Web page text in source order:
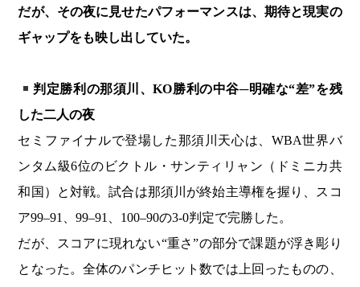
だが、その夜に見せたパフォーマンスは、期待と現実の
ギャップをも映し出していた。
判定勝利の那須川、KO勝利の中谷─明確な“差”を残
した二人の夜
セミファイナルで登場した那須川天心は、WBA世界バ
ンタム級6位のビクトル・サンティリャン（ドミニカ共
和国）と対戦。試合は那須川が終始主導権を握り、スコ
ア99–91、99–91、100–90の3-0判定で完勝した。
だが、スコアに現れない“重さ”の部分で課題が浮き彫り
となった。全体のパンチヒット数では上回ったものの、